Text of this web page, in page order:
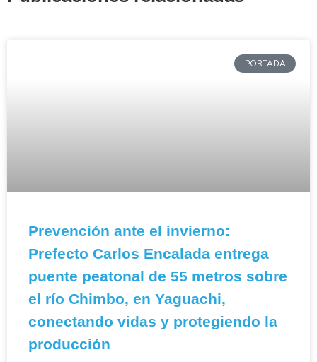
PORTADA
Prevención ante el invierno:
Prefecto Carlos Encalada entrega
puente peatonal de 55 metros sobre
el río Chimbo, en Yaguachi,
conectando vidas y protegiendo la
producción